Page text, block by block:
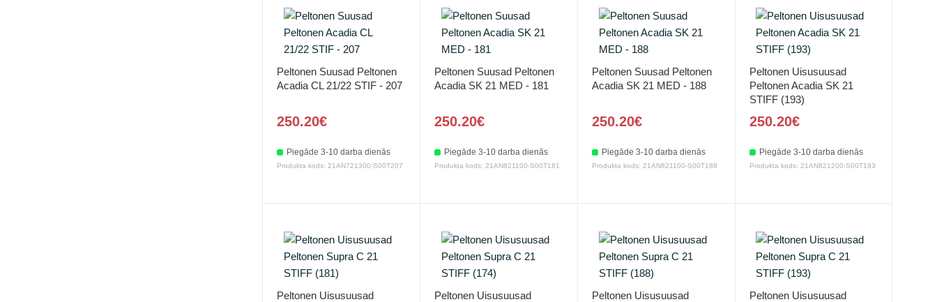
Peltonen Suusad Peltonen
Acadia CL 21/22 STIF - 207
250.20€
Piegāde 3-10 darba dienās
Produkta kods: 21AN721300-S00T207
Peltonen Suusad Peltonen
Acadia SK 21 MED - 181
250.20€
Piegāde 3-10 darba dienās
Produkta kods: 21AN821100-S00T181
Peltonen Suusad Peltonen
Acadia SK 21 MED - 188
250.20€
Piegāde 3-10 darba dienās
Produkta kods: 21AN821100-S00T188
Peltonen Uisusuusad
Peltonen Acadia SK 21
STIFF (193)
250.20€
Piegāde 3-10 darba dienās
Produkta kods: 21AN821200-S00T193
Peltonen Uisusuusad
Peltonen Uisusuusad
Peltonen Uisusuusad
Peltonen Uisusuusad